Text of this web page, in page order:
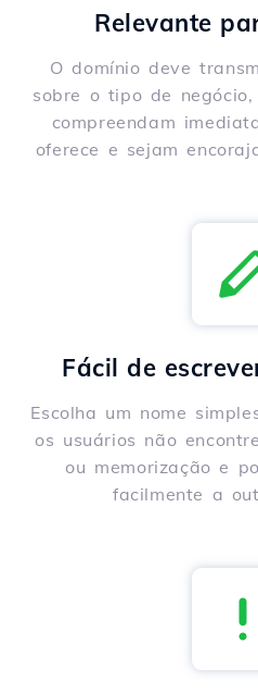
Relevante
O domínio deve
sobre o tipo de
compreendam
oferece e sejam
Fácil de
Escolha um nome
os usuários não
ou memorização e
facilmente a